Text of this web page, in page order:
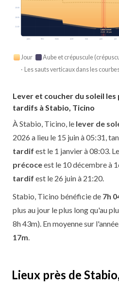
janv. févr. mars avril mai juin juil.
15:00
18:00
21:00
Latest sunset
21:20 · 26 juin
Jour Aube et crépuscule
· Les sauts verticaux dans les
Lever et coucher du soleil
tardifs à Stabio, Ticino
À Stabio, Ticino, le lever de
2026 a lieu le 15 juin à 05:31,
tardif est le 1 janvier à 08:03. Le
précoceest le 10 décembre à
tardif est le 26 juin à 21:20.
Stabio, Ticino bénéficie de 7h
plus au jour le plus long qu'au
8h 43m). En moyenne sur
17m
Lieux près de